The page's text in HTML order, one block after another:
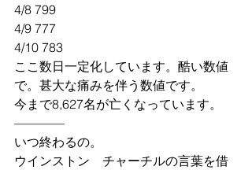
4/8 799
4/9 777
4/10 783
ここ数日一定化しています。酷い数値
で。甚大な痛みを伴う数値です。
今まで8,627名が亡くなっています。
————
いつ終わるの。
ウインストン　チャーチルの言葉を借